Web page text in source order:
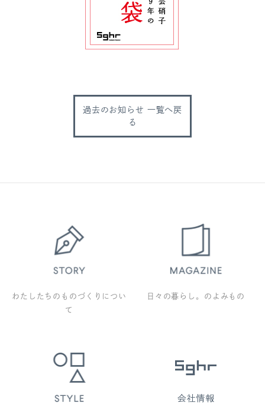
過去のお知らせ 一覧へ戻
る
わたしたちのものづくりについ
て
日々の暮らし。のよみもの